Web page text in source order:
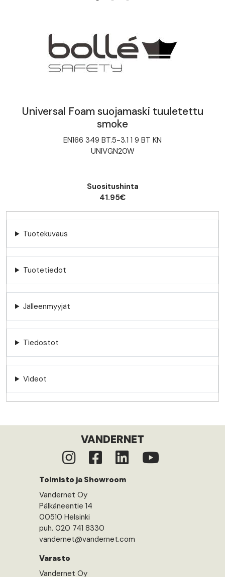
Universal Foam suojamaski tuuletettu
smoke
EN166 349 BT.5-3.1 1 9 BT KN
UNIVGN20W
Suositushinta
41.95€
Tuotekuvaus
Tuotetiedot
Jälleenmyyjät
Tiedostot
Videot
VANDERNET
Toimisto ja Showroom
Vandernet Oy
Pälkäneentie 14
00510 Helsinki
puh. 020 741 8330
vandernet@vandernet.com
Varasto
Vandernet Oy